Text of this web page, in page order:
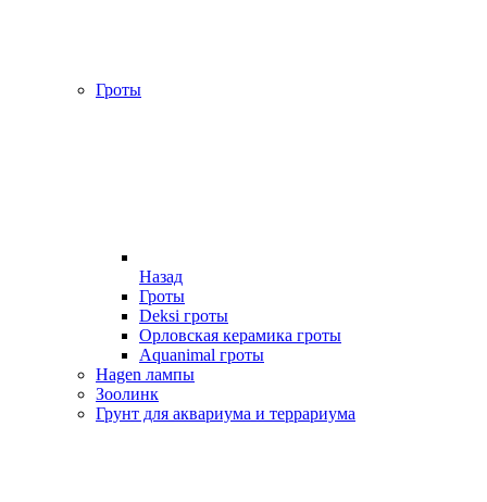
Гроты
Назад
Гроты
Deksi гроты
Орловская керамика гроты
Aquanimal гроты
Hagen лампы
Зоолинк
Грунт для аквариума и террариума